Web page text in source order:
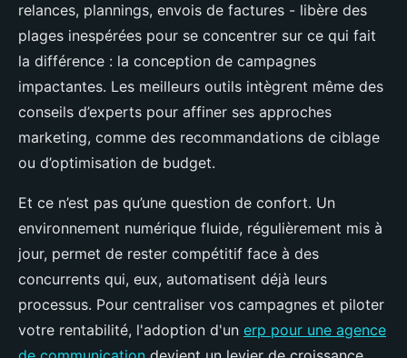
relances, plannings, envois de factures - libère des
plages inespérées pour se concentrer sur ce qui fait
la différence : la conception de campagnes
impactantes. Les meilleurs outils intègrent même des
conseils d’experts pour affiner ses approches
marketing, comme des recommandations de ciblage
ou d’optimisation de budget.
Et ce n’est pas qu’une question de confort. Un
environnement numérique fluide, régulièrement mis à
jour, permet de rester compétitif face à des
concurrents qui, eux, automatisent déjà leurs
processus. Pour centraliser vos campagnes et piloter
votre rentabilité, l'adoption d'un erp pour une agence